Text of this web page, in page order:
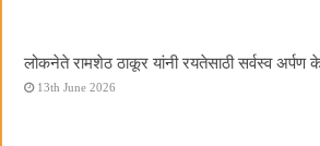
लोकनेते रामशेठ ठाकूर यांनी रयतेसाठी सर्वस्व अर्पण
13th June 2026